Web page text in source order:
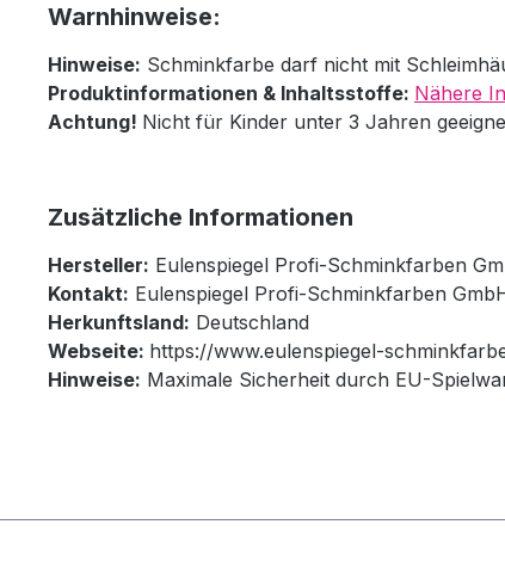
Warnhinweise:
Hinweise: Schminkfarbe darf nicht mit
Produktinformationen & Inhaltsstoffe: Nähere
Achtung! Nicht für Kinder unter 3 Jahren
Zusätzliche Informationen
Hersteller: Eulenspiegel Profi-Schminkfarben
Kontakt: Eulenspiegel Profi-Schminkfarben
Herkunftsland: Deutschland
Webseite: https://www.eulenspiegel-
Hinweise: Maximale Sicherheit durch EU-